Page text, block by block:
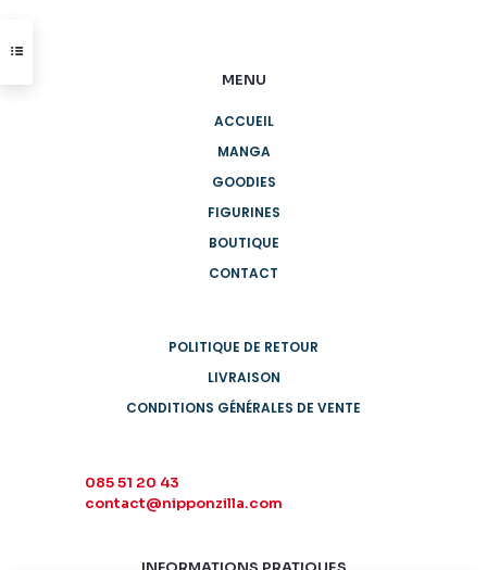
MENU
ACCUEIL
MANGA
GOODIES
FIGURINES
BOUTIQUE
CONTACT
POLITIQUE DE RETOUR
LIVRAISON
CONDITIONS GÉNÉRALES DE VENTE
085 51 20 43
contact@nipponzilla.com